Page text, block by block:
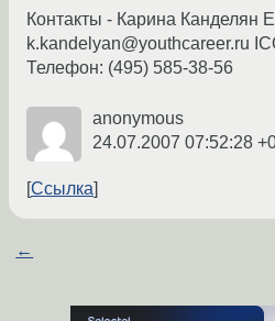
Контакты - Карина Канделян
k.kandelyan@youthcareer.ru
Телефон: (495) 585-38-56
anonymous
24.07.2007 07:52:28
Ссылка
←